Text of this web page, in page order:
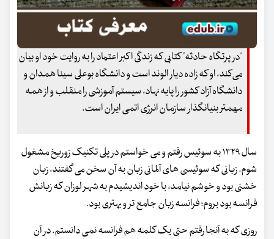
"در پرتگاه حادثه" کتابی که زندگی اکبر اعتماد را به روایت خود او بیان
می‌کند، او که زاده دیار الوند است و دانشگاه بوعلی سینا همدان و
دانشگاه آزاد کشور را پایه نهاد، سیستم آموزشی را منقلب و از همه
مهمتر بنیانگذار سازمان انرژی اتمی ایران است.
سال ۱۳۲۹ به سوئیس رفتم و می خواستم در پلی تکنیک زوریخ مشغول
شوم. زبانی که سوئیسی های آلمانی زبان به آن سخن می گفتند، زبان
خشنی بود و خوشم نیامد، با خود اندیشیدم به شهر لوزان که زبانش
فرانسه بود بروم؛ فرانسه زبان جامع تر و بهتری بود.
روزی که به آنجا رفتم حتی یک کلمه هم فرانسه نمی دانستم. در آن